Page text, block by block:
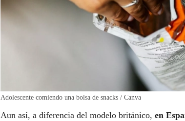
Adolescente comiendo una bolsa de snacks / Canva
Aun así, a diferencia del modelo británico, en